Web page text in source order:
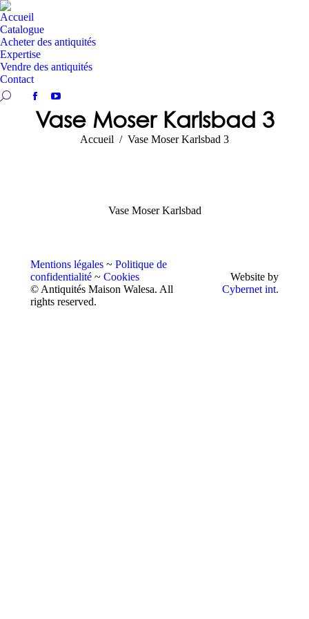
Accueil
Catalogue
Acheter des antiquités
Expertise
Vendre des antiquités
Contact
Recherche:
Facebook
page
YouTube
page
Vase Moser Karlsbad 3
Vous êtes ici :
Accueil Vase Moser Karlsbad 3
Vase Moser Karlsbad
Mentions légales ~ Politique de
confidentialité ~ Cookies
© Antiquités Maison Walesa. All
rights reserved.
Website by
Cybernet int.